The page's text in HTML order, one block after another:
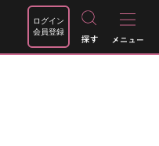
ログイン
会員登録